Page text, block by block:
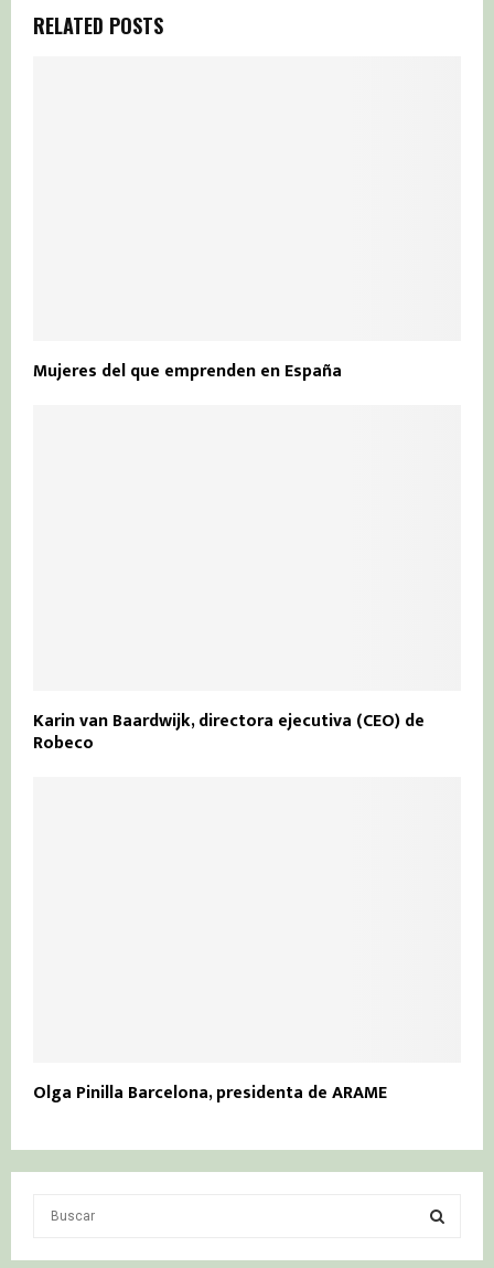
RELATED POSTS
Mujeres del que emprenden en España
Karin van Baardwijk, directora ejecutiva (CEO) de
Robeco
Olga Pinilla Barcelona, presidenta de ARAME
S